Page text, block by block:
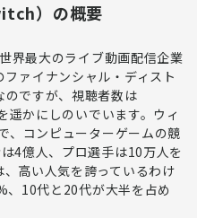
）の概要
世界最大のライブ動画配信企業
ァイナンシャル・ディスト
のですが、視聴者数は
遥かにしのいでいます。ウィ
、コンピューターゲームの競
4億人、プロ選手は10万人を
、高い人気を誇っているわけ
、10代と20代が大半を占め